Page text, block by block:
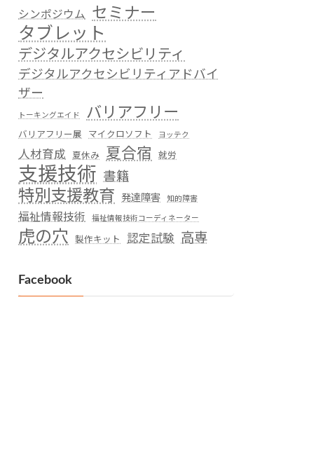
シンポジウム セミナー
タブレット
デジタルアクセシビリティ
デジタルアクセシビリティアドバイ
ザー
トーキングエイド バリアフリー
バリアフリー展 マイクロソフト ヨッテク
人材育成 夏休み 夏合宿 就労
支援技術 書籍
特別支援教育 発達障害 知的障害
福祉情報技術 福祉情報技術コーディネーター
虎の穴 製作キット 認定試験 高専
Facebook